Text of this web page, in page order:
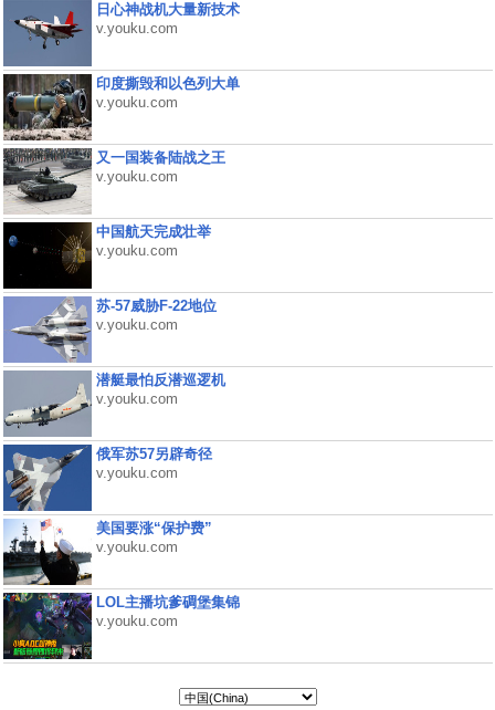
日心神战机大量新技术
v.youku.com
印度撕毁和以色列大单
v.youku.com
又一国装备陆战之王
v.youku.com
中国航天完成壮举
v.youku.com
苏-57威胁F-22地位
v.youku.com
潜艇最怕反潜巡逻机
v.youku.com
俄军苏57另辟奇径
v.youku.com
美国要涨“保护费”
v.youku.com
LOL主播坑爹碉堡集锦
v.youku.com